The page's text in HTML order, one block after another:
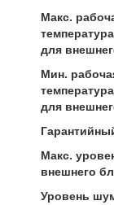
Макс.
для
Мин.
для
Макс.
внешнего
Уровень